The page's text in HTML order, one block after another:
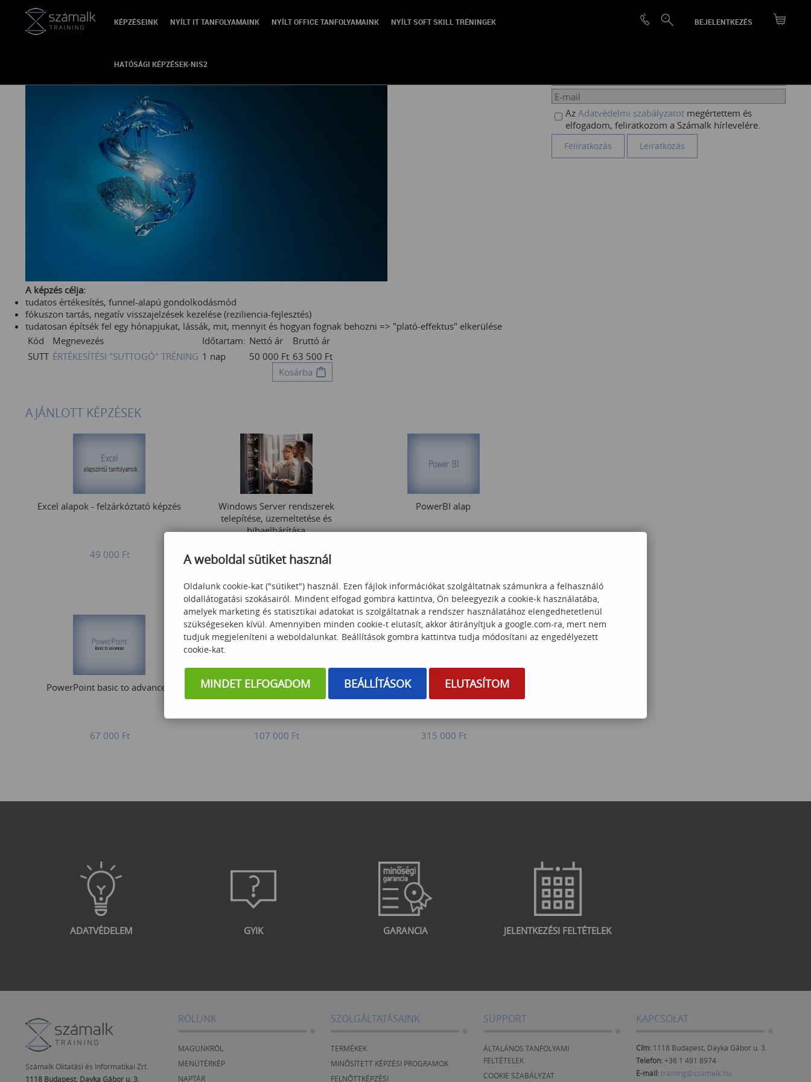
BEJELENTKEZÉS
KÉPZÉSEINK NYÍLT IT TANFOLYAMAINK NYÍLT OFFICE TANFOLYAMAINK NYÍLT SOFT SKILL TRÉNINGEK
HATÓSÁGI KÉPZÉSEK-NIS2
VISSZA
A képzés célja:
tudatos értékesítés, funnel-alapú gondolkodásmód
fókuszon tartás, negatív visszajelzések kezelése (reziliencia-fejlesztés)
tudatosan építsék fel egy hónapjukat, lássák, mit, mennyit és hogyan fognak behozni => "plató-effektus" elkerülése
Kód
Megnevezés Időtartam: Nettó ár
Bruttó ár
SUTT ÉRTÉKESÍTÉSI "SUTTOGÓ" TRÉNING 1 nap 50 000 Ft 63 500 Ft
Kosárba
Az Adatvédelmi szabályzatot megértettem és
elfogadom, feliratkozom a Számalk hírlevelére.
AJÁNLOTT KÉPZÉSEK
Excel alapok - felzárkóztató képzés
49 000 Ft
Windows Server rendszerek
telepítése, üzemeltetése és
hibaelhárítása
359 000Ft
PowerBI alap
PowerPoint basic to advanced
67 000 Ft
Access Basic
107 000 Ft
Kezdő Python programozás
315 000 Ft
ADATVÉDELEM GYIK GARANCIA JELENTKEZÉSI FELTÉTELEK
Számalk Oktatási és Informatikai Zrt.
1118 Budapest, Dayka Gábor u. 3.
RÓLUNK
MAGUNKRÓL
MENÜTÉRKÉP
NAPTÁR
SZOLGÁLTATÁSAINK
TERMÉKEK
MINŐSÍTETT KÉPZÉSI PROGRAMOK
FELNŐTTKÉPZÉSI
SUPPORT
ÁLTALÁNOS TANFOLYAMI
FELTÉTELEK
COOKIE SZABÁLYZAT
KAPCSOLAT
Cím: 1118 Budapest, Dayka Gábor u. 3.
Telefon:+36 1 491 8974
E-mail:training@szamalk.hu
A weboldal sütiket használ
Oldalunk cookie-kat ("sütiket") használ. Ezen fájlok információkat szolgáltatnak számunkra a felhasználó
oldallátogatási szokásairól. Mindent elfogad gombra kattintva, Ön beleegyezik a cookie-k használatába,
amelyek marketing és statisztikai adatokat is szolgáltatnak a rendszer használatához elengedhetetlenül
szükségeseken kívül. Amennyiben minden cookie-t elutasít, akkor átirányítjuk a google.com-ra, mert nem
tudjuk megjeleníteni a weboldalunkat. Beállítások gombra kattintva tudja módosítani az engedélyezett
cookie-kat.
MINDET ELFOGADOM BEÁLLÍTÁSOK ELUTASÍTOM